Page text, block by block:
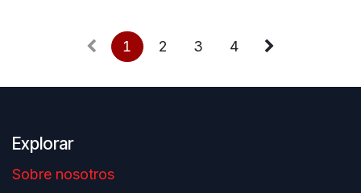
1 2 3 4
Explorar
Sobre nosotros